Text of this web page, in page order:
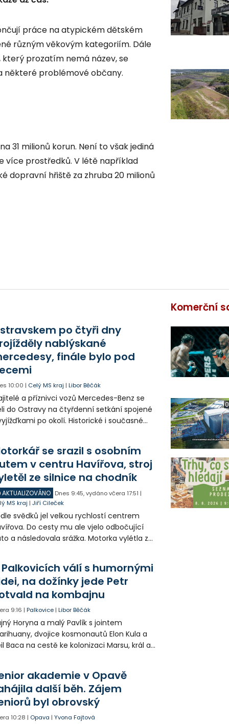
práce na atypickém dětském
různým věkovým kategoriím. Dále
který prozatím nemá název, se
některé problémové občany.
31 milionů korun. Není to však jediná
více prostředků. V létě například
dopravní hřiště za zhruba 20 milionů
po čtyři dny
nablýskané
finále bylo pod
10:00 | Celý MS kraj |Libor Běčák
a příznivci vozů Mercedes-Benz se
do Ostravy na čtyřdenní setkání spojené
po okolí. Historické i současné
se srazil s osobním
v centru Havířova, stroj
ze silnice na chodník
AKTUALIZOVÁNO Dnes 9:45,vydáno včera 17:51 |
MS kraj |Jiří Cileček
svědků jel velkou rychlostí centrem
Do cesty mu ale vjelo odbočující
a následovala srážka. Motorka vylétla ze
a byl letecky přepraven do
Palkovicích válí s humornými
na dožínky jede Petr
na kombajnu
9:16 |Palkovice |Libor Běčák
Horyna a malý Pavlík s jointem
dvojice kosmonautů Elon Kula a
Baca na cestě ke kolonizaci Marsu, král a
a místostarosta David Kula.
akademie v Opavě
další běh. Zájem
byl obrovský
10:28 | Opava |Yvona Fajtová
Komerční